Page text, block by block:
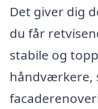
Det giver dig
du får
stabile og
håndværkere,